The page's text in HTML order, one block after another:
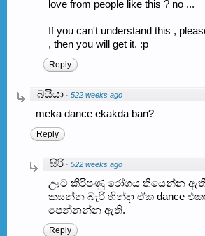
love from people like this ? no ...
If you can't understand this ,
, then you will get it. :p
Reply
බයියා · 522 weeks ago
meka dance ekakda ban?
Reply
සිරි · 522 weeks ago
ඌට කිරිපණු රෝගය තියෙන්න
කසන්න බැරි හින්දා ඒක dance
පෙන්නන්න ඇති.
Reply